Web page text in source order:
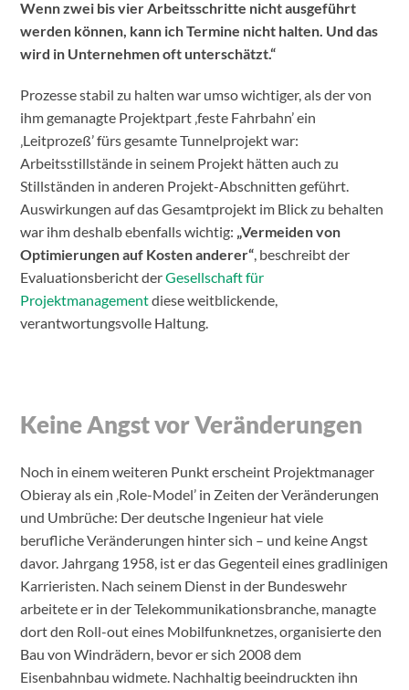
Wenn zwei bis vier Arbeitsschritte nicht ausgeführt
werden können, kann ich Termine nicht halten. Und das
wird in Unternehmen oft unterschätzt.“
Prozesse stabil zu halten war umso wichtiger, als der von
ihm gemanagte Projektpart ‚feste Fahrbahn’ ein
‚Leitprozeß’ fürs gesamte Tunnelprojekt war:
Arbeitsstillstände in seinem Projekt hätten auch zu
Stillständen in anderen Projekt-Abschnitten geführt.
Auswirkungen auf das Gesamtprojekt im Blick zu behalten
war ihm deshalb ebenfalls wichtig: „Vermeiden von
Optimierungen auf Kosten anderer“ , beschreibt der
Evaluationsbericht derGesellschaft für
Projektmanagementdiese weitblickende,
verantwortungsvolle Haltung.
Keine Angst vor Veränderungen
Noch in einem weiteren Punkt erscheint Projektmanager
Obieray als ein ‚Role-Model’ in Zeiten der Veränderungen
und Umbrüche: Der deutsche Ingenieur hat viele
berufliche Veränderungen hinter sich – und keine Angst
davor. Jahrgang 1958, ist er das Gegenteil eines gradlinigen
Karrieristen. Nach seinem Dienst in der Bundeswehr
arbeitete er in der Telekommunikationsbranche, managte
dort den Roll-out eines Mobilfunknetzes, organisierte den
Bau von Windrädern, bevor er sich 2008 dem
Eisenbahnbau widmete. Nachhaltig beeindruckten ihn